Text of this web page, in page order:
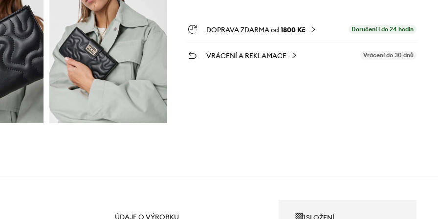
DOPRAVA ZDARMA od 1800 Kč Doručení i do 24 hodin
VRÁCENÍ A REKLAMACE Vrácení do 30 dnů
ÚDAJE O VÝROBKU